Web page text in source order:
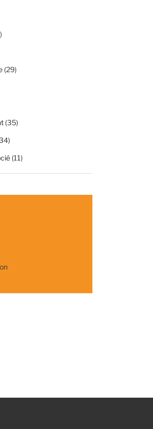
(29)
(35)
(11)